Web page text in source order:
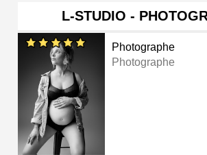
L-STUDIO -
Photographe
Photographe